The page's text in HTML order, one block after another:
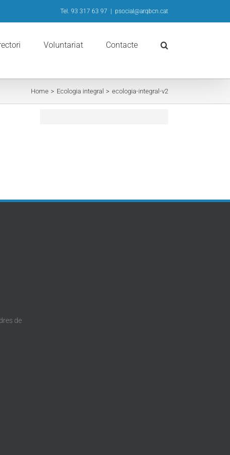
Tel. 93 317 63 97 psocial@arqbcn.cat
Voluntariat Contacte
Home Ecologia integral ecologia-integral-v2
de